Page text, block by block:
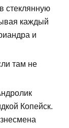
стеклянную
каждый
и
там не
Копейск.